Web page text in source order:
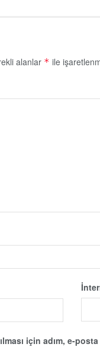
alanlar * ile
için adım, e-